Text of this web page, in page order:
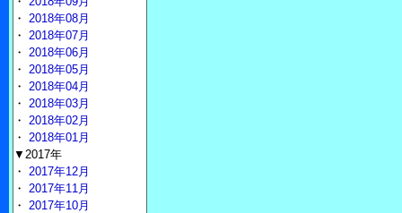
・ 2018年08月
・ 2018年07月
・ 2018年06月
・ 2018年05月
・ 2018年04月
・ 2018年03月
・ 2018年02月
・ 2018年01月
▼2017年
・ 2017年12月
・ 2017年11月
・ 2017年10月